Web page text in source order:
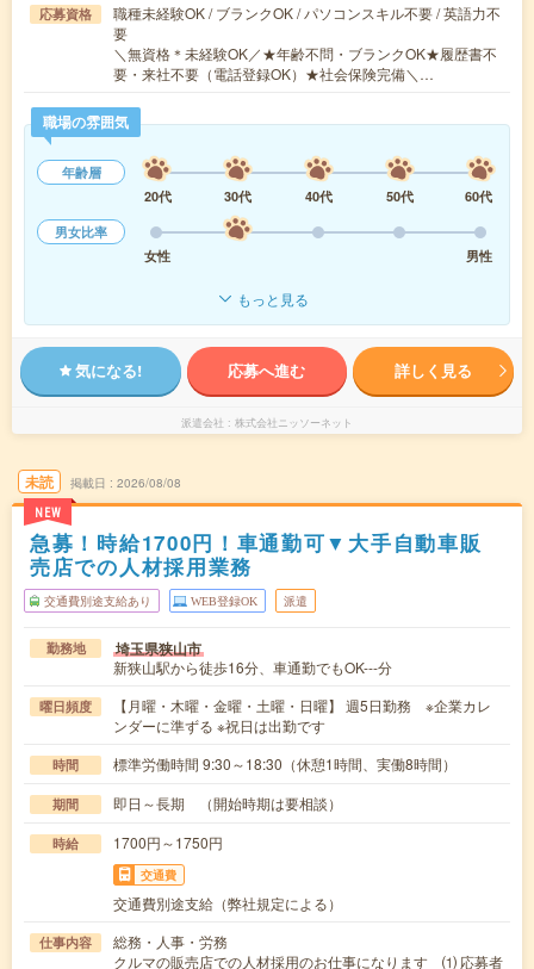
応募資格
職種未経験OK / ブランクOK / パソコンスキル不要 / 英語力不
要
＼無資格＊未経験OK／★年齢不問・ブランクOK★履歴書不
要・来社不要（電話登録OK）★社会保険完備＼…
職場の雰囲気
年齢層
20代
30代 40代 50代
60代
男女比率
女性
男性
もっと見る
気になる! 応募へ進む 詳しく見る
派遣会社 株式会社ニッソーネット
未読
NEW
掲載日 2026/08/08
急募！時給1700円！車通勤可▼大手自動車販
売店での人材採用業務
交通費別途支給あり WEB登録OK 派遣
勤務地 埼玉県狭山市
新狭山駅から徒歩16分、車通勤でもOK---分
曜日頻度
【月曜・木曜・金曜・土曜・日曜】 週5日勤務 ※企業カレ
ンダーに準ずる ※祝日は出勤です
時間 標準労働時間 9:30～18:30（休憩1時間、実働8時間）
期間 即日～長期 （開始時期は要相談）
時給 1700円～1750円
交通費
交通費別途支給（弊社規定による）
仕事内容
総務・人事・労務
クルマの販売店での人材採用のお仕事になります ⑴ 応募者